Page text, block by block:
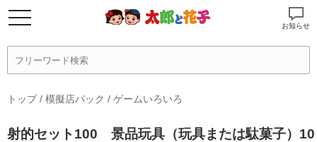
お知らせ
トップ/ 模擬店パック / ゲームいろいろ
射的セット100 景品玩具（玩具または駄菓子）10